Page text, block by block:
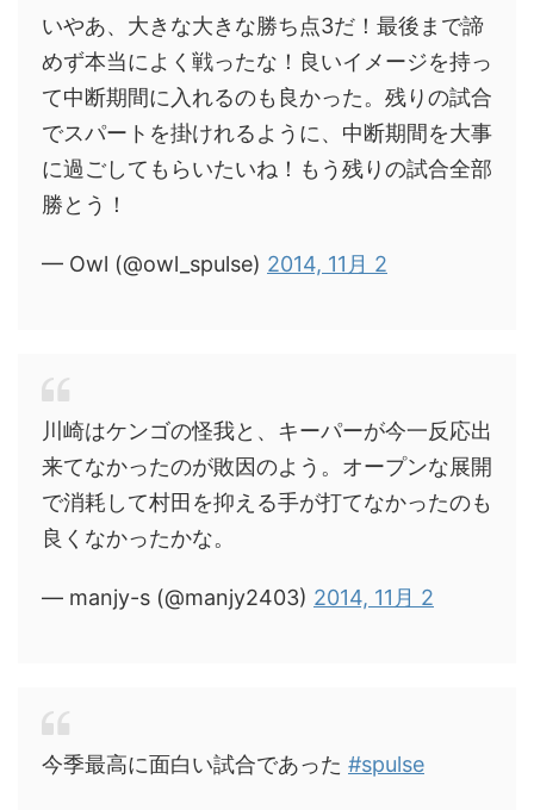
いやあ、大きな大きな勝ち点3だ！最後まで諦
めず本当によく戦ったな！良いイメージを持っ
て中断期間に入れるのも良かった。残りの試合
でスパートを掛けれるように、中断期間を大事
に過ごしてもらいたいね！もう残りの試合全部
勝とう！
— Owl (@owl_spulse) 2014, 11月 2
川崎はケンゴの怪我と、キーパーが今一反応出
来てなかったのが敗因のよう。オープンな展開
で消耗して村田を抑える手が打てなかったのも
良くなかったかな。
— manjy-s (@manjy2403) 2014, 11月 2
今季最高に面白い試合であった #spulse